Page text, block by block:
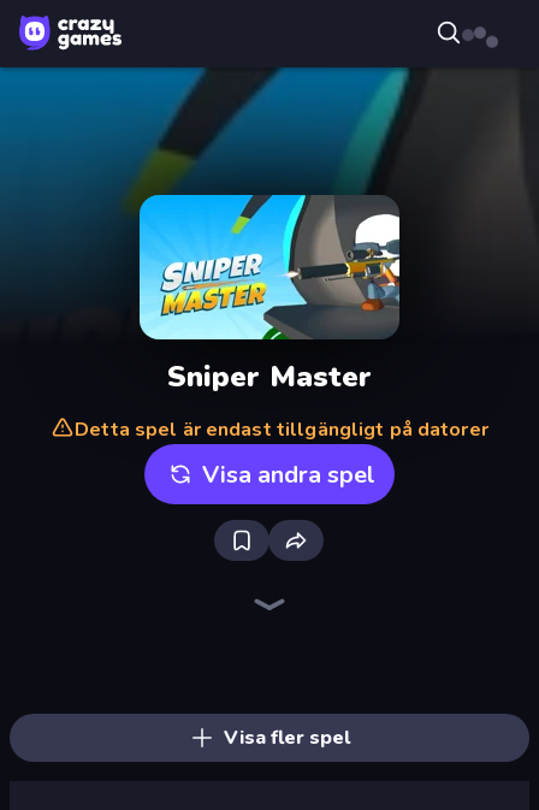
Sniper Master
Detta spel är endast tillgängligt på datorer
Visa andra spel
Visa fler spel